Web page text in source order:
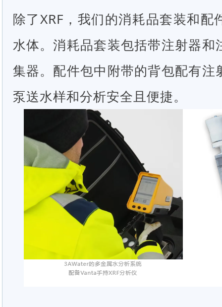
除了XRF，我们的消耗品套装和
水体。消耗品套装包括带注射器和
集器。配件包中附带的背包配有注
泵送水样和分析安全且便捷。